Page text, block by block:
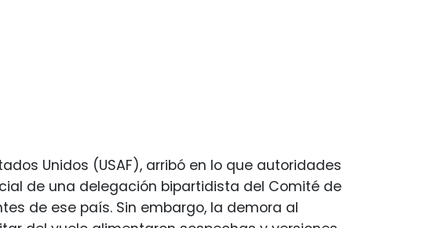
Unidos (USAF), arribó en lo que autoridades
de una delegación bipartidista del Comité de
de ese país. Sin embargo, la demora al